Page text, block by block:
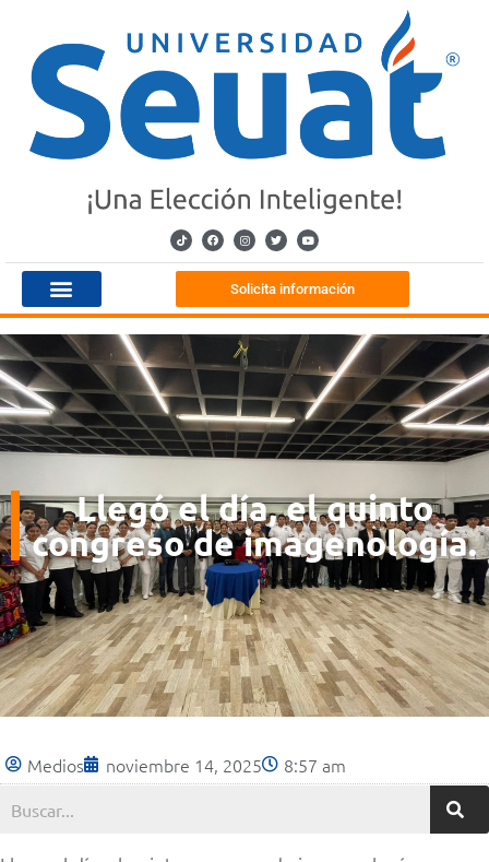
Solicita información
Llegó el día, el quinto
congreso de imagenología.
Medios noviembre 14, 2025 8:57 am